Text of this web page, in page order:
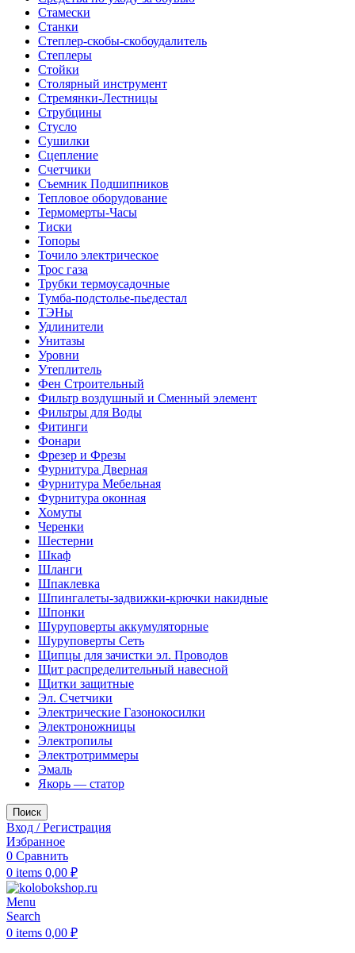
Стамески
Станки
Степлер-скобы-скобоудалитель
Степлеры
Стойки
Столярный инструмент
Стремянки-Лестницы
Струбцины
Стусло
Сушилки
Сцепление
Счетчики
Съемник Подшипников
Тепловое оборудование
Термомерты-Часы
Тиски
Топоры
Точило электрическое
Трос газа
Трубки термоусадочные
Тумба-подстолье-пьедестал
ТЭНы
Удлинители
Унитазы
Уровни
Утеплитель
Фен Строительный
Фильтр воздушный и Сменный элемент
Фильтры для Воды
Фитинги
Фонари
Фрезер и Фрезы
Фурнитура Дверная
Фурнитура Мебельная
Фурнитура оконная
Хомуты
Черенки
Шестерни
Шкаф
Шланги
Шпаклевка
Шпингалеты-задвижки-крючки накидные
Шпонки
Шуруповерты аккумуляторные
Шуруповерты Сеть
Щипцы для зачистки эл. Проводов
Щит распределительный навесной
Щитки защитные
Эл. Счетчики
Электрические Газонокосилки
Электроножницы
Электропилы
Электротриммеры
Эмаль
Якорь — статор
Поиск
Вход / Регистрация
Избранное
0 Сравнить
0 items 0,00 ₽
Menu
Search
0 items 0,00 ₽